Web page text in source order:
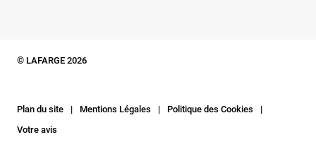
© LAFARGE 2026
Plan du site Mentions Légales
Politique des Cookies
Votre avis